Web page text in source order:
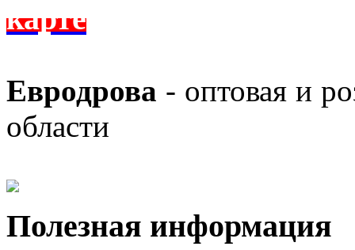
карте
Евродрова - оптовая и
области
Полезная информация